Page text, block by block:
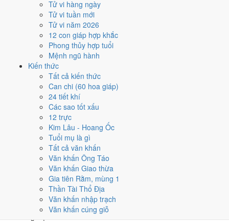
Tử vi hàng ngày
Tử vi tuần mới
Tử vi năm 2026
12 con giáp hợp khắc
Phong thủy hợp tuổi
Mệnh ngũ hành
Kiến thức
Tất cả kiến thức
Can chi (60 hoa giáp)
24 tiết khí
Các sao tốt xấu
12 trực
Kim Lâu - Hoang Ốc
Tuổi mụ là gì
Tất cả văn khấn
Văn khấn Ông Táo
Văn khấn Giao thừa
Gia tiên Rằm, mùng 1
Thần Tài Thổ Địa
Văn khấn nhập trạch
Văn khấn cúng giỗ
Muốn mở hàng thuận lợi hơn nữa, tham khảo
trong 30 ngày.
Hôm nayRất tốtđể Động thổ - khởi công
Trực Thành · Ngày Đại Cát
Trực Thành: Ngày thành tựu - đại cát, tốt cho mọi việc.
Cưới hỏi, khai trương, nhập trạch, kinh doanh, xây cất, ký kết.
Kiện tụng, tranh chấp.
Động thổ nặng về Trực và tuổi gia chủ; tìm hiểu
Hôm nayRất tốtđể Nhập trạch - vào nhà
Trực Thành · Ngày Đại Cát
Trực Thành: Ngày thành tựu - đại cát, tốt cho mọi việc.